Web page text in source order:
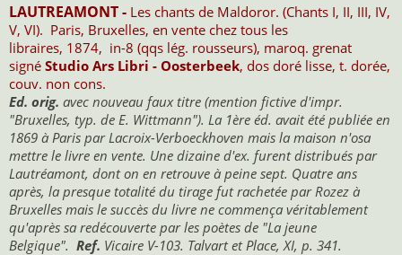
LAUTREAMONT - Les chants de Maldoror. (Chants I, II, III, IV,
V, VI). Paris, Bruxelles, en vente chez tous les
libraires, 1874, in-8 (qqs lég. rousseurs), maroq. grenat
signé Studio Ars Libri - Oosterbeek, dos doré lisse, t. dorée,
couv. non cons.
Ed. orig. avec nouveau faux titre (mention fictive d'impr.
"Bruxelles, typ. de E. Wittmann"). La 1ère éd. avait été publiée en
1869 à Paris par Lacroix-Verboeckhoven mais la maison n'osa
mettre le livre en vente. Une dizaine d'ex. furent distribués par
Lautréamont, dont on en retrouve à peine sept. Quatre ans
après, la presque totalité du tirage fut rachetée par Rozez à
Bruxelles mais le succès du livre ne commença véritablement
qu'après sa redécouverte par les poètes de "La jeune
Belgique". Ref. Vicaire V-103. Talvart et Place, XI, p. 341.